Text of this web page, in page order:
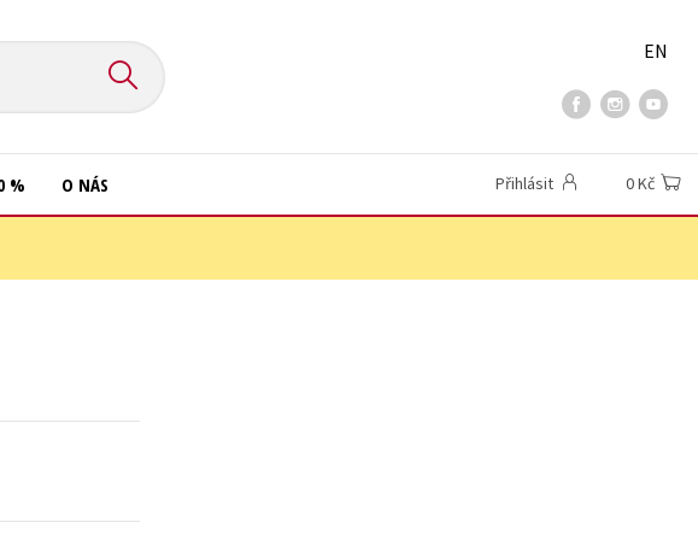
EN
% O NÁS Přihlásit 0 Kč